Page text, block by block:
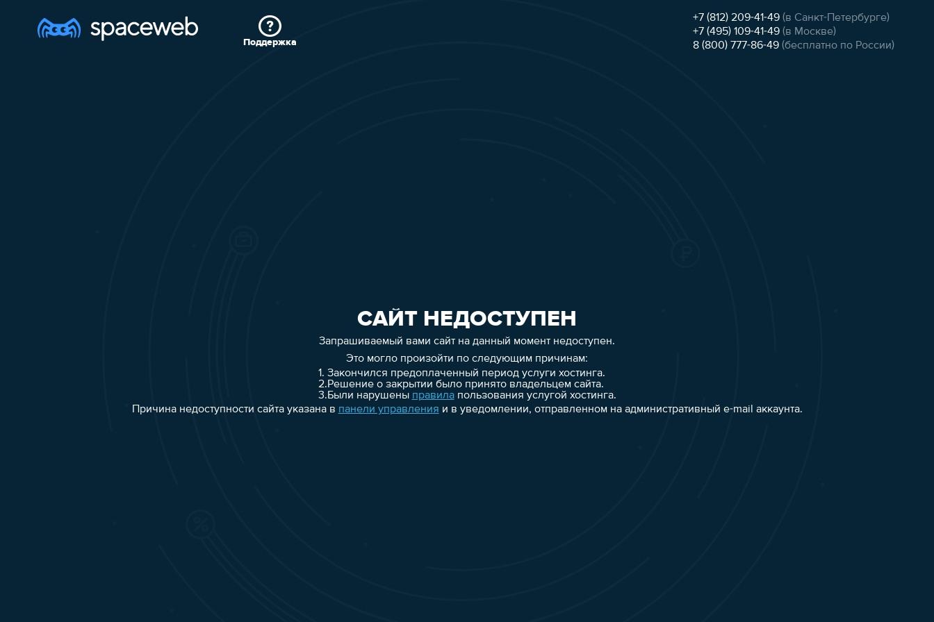
Поддержка
+7 (812) 209-41-49 (в Санкт-Петербурге)
+7 (495) 109-41-49 (в Москве)
8 (800) 777-86-49 (бесплатно по России)
САЙТ НЕДОСТУПЕН
Запрашиваемый вами сайт на данный момент недоступен.
Это могло произойти по следующим причинам:
1. Закончился предоплаченный период услуги хостинга.
2.Решение о закрытии было принято владельцем сайта.
3.Были нарушены правилапользования услугой хостинга.
Причина недоступности сайта указана в панели управления и в уведомлении, отправленном на административный e-mail аккаунта.